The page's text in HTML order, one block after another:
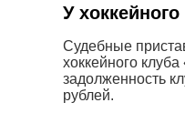
У
Судебные
хоккейного
задолженность
рублей.